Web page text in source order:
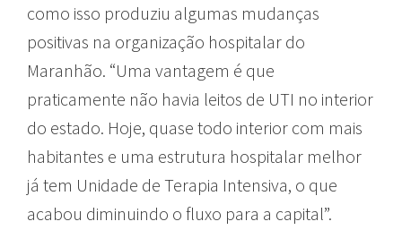
como isso produziu algumas mudanças
positivas na organização hospitalar do
Maranhão. “Uma vantagem é que
praticamente não havia leitos de UTI no interior
do estado. Hoje, quase todo interior com mais
habitantes e uma estrutura hospitalar melhor
já tem Unidade de Terapia Intensiva, o que
acabou diminuindo o fluxo para a capital”.